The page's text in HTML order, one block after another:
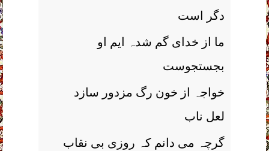
دگر است
ما از خدای گم شدہ ایم او
بجستجوست
خواجہ از خون رگ مزدور سازد
لعل ناب
گرچہ می دانم کہ روزی بی نقاب